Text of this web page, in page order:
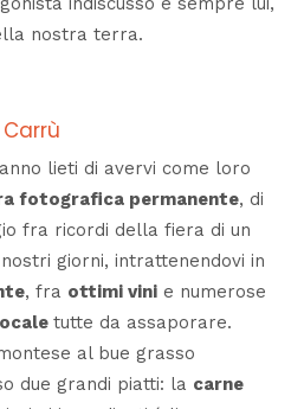
nostra terra.
lieti di avervi come loro
fotografica permanente, di
fra ricordi della fiera di un
giorni, intrattenendovi in
, fra ottimi vini e numerose
tutte da assaporare.
al bue grasso
due grandi piatti: la carne